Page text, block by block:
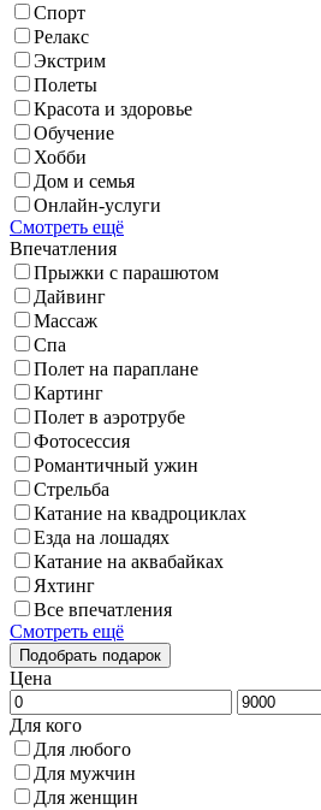
Спорт
Релакс
Экстрим
Полеты
Красота и здоровье
Обучение
Хобби
Дом и семья
Онлайн-услуги
Смотреть ещё
Впечатления
Прыжки с парашютом
Дайвинг
Массаж
Спа
Полет на параплане
Картинг
Полет в аэротрубе
Фотосессия
Романтичный ужин
Стрельба
Катание на квадроциклах
Езда на лошадях
Катание на аквабайках
Яхтинг
Все впечатления
Смотреть ещё
Цена
Для кого
Для любого
Для мужчин
Для женщин